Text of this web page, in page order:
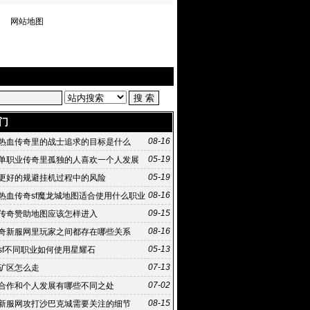
网站地图
08-16
血传奇里的战士追求的目标是什么
05-19
职业传奇里孤独的人喜欢一个人发展
05-19
好的规避挂机过程中的风险
08-16
血传奇sf魔龙城地图适合使用什么职业
09-15
奇赞助地图应该怎样进入
08-16
新服网里玩家之间都存在哪些关系
05-13
不同职业如何使用星耀石
07-13
区怎么走
07-02
作和个人发展有哪些不同之处
08-15
服网攻打沙巴克城需要关注的细节